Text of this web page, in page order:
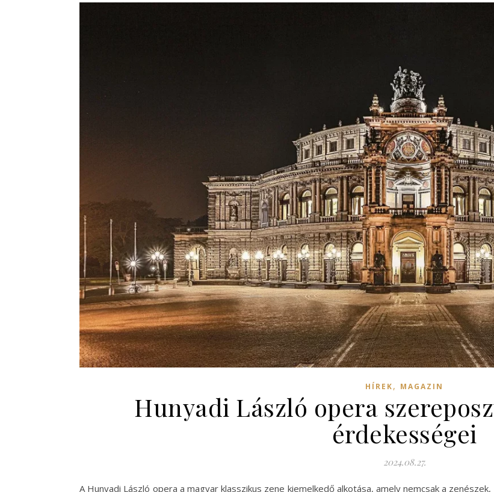
HÍREK, MAGAZIN
Hunyadi László opera
érdekességei
2024.08.27.
A Hunyadi László opera a magyar klasszikus zene kiemelkedő alkotása, amely nemcsak a